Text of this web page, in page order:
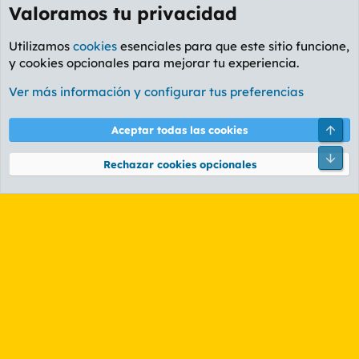
Foro Ocio y Cultura
Cookies
PL OLDSTYLE AMARILLO
Términos y reglas Política de privacidad Ayuda
Community platform by XenForo® © 2010-2026 XenForo Ltd.
Valoramos tu privacidad
Utilizamos cookies esenciales para que este sitio funcione,
y cookies opcionales para mejorar tu experiencia.
Ver más información y configurar tus preferencias
Aceptar todas las cookies
Rechazar cookies opcionales
Pie